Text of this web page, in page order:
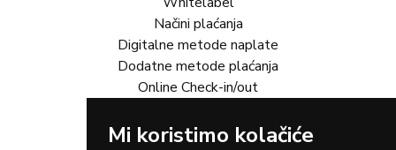
Mi koristimo kolačiće
Načini plaćanja
Digitalne metode naplate
Dodatne metode plaćanja
Online Check-in/out
Rješenja za vas